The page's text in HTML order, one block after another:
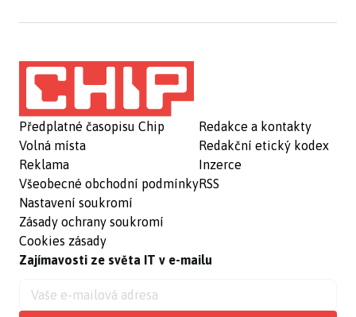
Předplatné časopisu Chip
Volná místa
Reklama
Všeobecné obchodní podmínky
Nastavení soukromí
Zásady ochrany soukromí
Cookies zásady
Redakce a kontakty
Redakční etický kodex
Inzerce
RSS
Zajímavosti ze světa IT v e-mailu